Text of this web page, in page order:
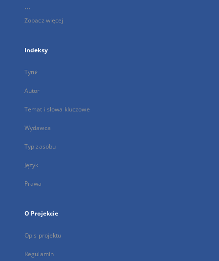
...
Zobacz więcej
Indeksy
Tytuł
Autor
Temat i słowa kluczowe
Wydawca
Typ zasobu
Język
Prawa
O Projekcie
Opis projektu
Regulamin